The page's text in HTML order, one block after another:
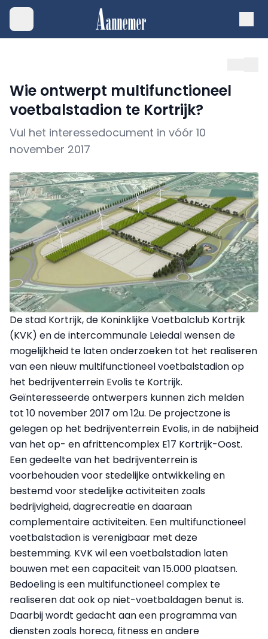
Wie ontwerpt multifunctioneel
voetbalstadion te Kortrijk?
Vul het interessedocument in vóór 10
november 2017
De stad Kortrijk, de Koninklijke Voetbalclub Kortrijk
(KVK) en de intercommunale Leiedal wensen de
mogelijkheid te laten onderzoeken tot het realiseren
van een nieuw multifunctioneel voetbalstadion op
het bedrijventerrein Evolis te Kortrijk.
Geïnteresseerde ontwerpers kunnen zich melden
tot 10 november 2017 om 12u. De projectzone is
gelegen op het bedrijventerrein Evolis, in de nabijheid
van het op- en afrittencomplex E17 Kortrijk-Oost.
Een gedeelte van het bedrijventerrein is
voorbehouden voor stedelijke ontwikkeling en
bestemd voor stedelijke activiteiten zoals
bedrijvigheid, dagrecreatie en daaraan
complementaire activiteiten. Een multifunctioneel
voetbalstadion is verenigbaar met deze
bestemming. KVK wil een voetbalstadion laten
bouwen met een capaciteit van 15.000 plaatsen.
Bedoeling is een multifunctioneel complex te
realiseren dat ook op niet-voetbaldagen benut is.
Daarbij wordt gedacht aan een programma van
diensten zoals horeca, fitness en andere